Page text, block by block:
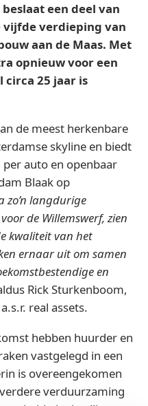
een deel van
vijfde verdieping van
aan de Maas. Met
opnieuw voor een
25 jaar is
de meest herkenbare
skyline en biedt
auto en openbaar
Blaak op
zo’n langdurige
de Willemswerf, zien
kwaliteit van het
ernaar uit om samen
en
Rick Sturkenboom,
real assets.
hebben huurder en
vastgelegd in een
is overeengekomen
verduurzaming